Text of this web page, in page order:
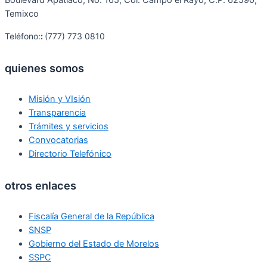
Temixco
Teléfono:: (777) 773 0810
quienes somos
Misión y VIsión
Transparencia
Trámites y servicios
Convocatorias
Directorio Telefónico
otros enlaces
Fiscalía General de la República
SNSP
Gobierno del Estado de Morelos
SSPC